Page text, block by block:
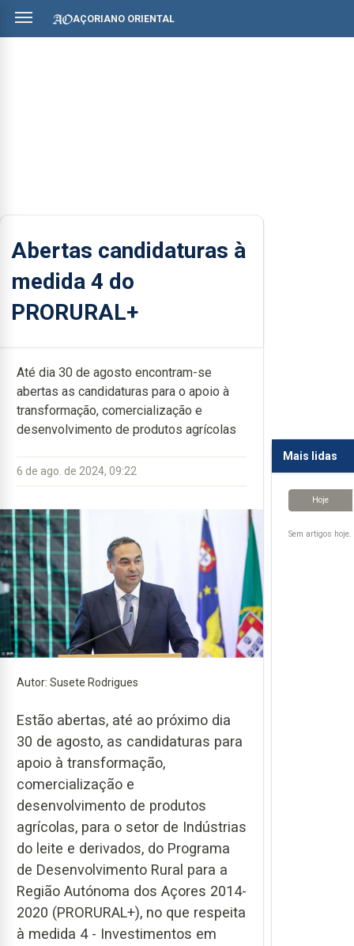
AÇORIANO ORIENTAL
Abertas candidaturas à
medida 4 do
PRORURAL+
Até dia 30 de agosto encontram-se
abertas as candidaturas para o apoio à
transformação, comercialização e
desenvolvimento de produtos agrícolas
6 de ago. de 2024, 09:22
Autor: Susete Rodrigues
Estão abertas, até ao próximo dia
30 de agosto, as candidaturas para
apoio à transformação,
comercialização e
desenvolvimento de produtos
agrícolas, para o setor de Indústrias
do leite e derivados, do Programa
de Desenvolvimento Rural para a
Região Autónoma dos Açores 2014-
2020 (PRORURAL+), no que respeita
à medida 4 - Investimentos em
Mais lidas
Hoje
Sem artigos hoje.